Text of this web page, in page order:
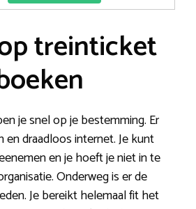
treinticket
je snel op je bestemming. Er
draadloos internet. Je kunt
en je hoeft je niet in te
Onderweg is er de
Je bereikt helemaal fit het